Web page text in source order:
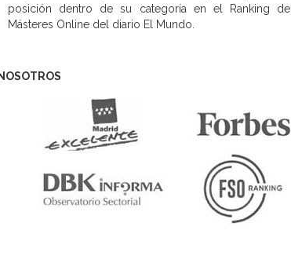
posición dentro de su categoría en el Ranking de
Másteres Online del diario El Mundo.